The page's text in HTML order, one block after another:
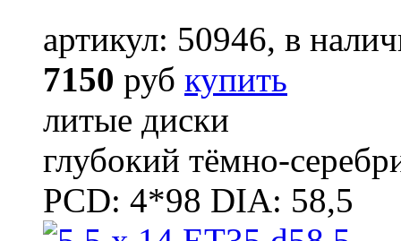
артикул: 50946, в
7150 руб купить
литые диски
глубокий тёмно-
PCD: 4*98 DIA: 58,5